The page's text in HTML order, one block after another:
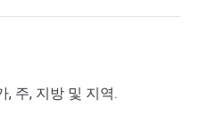
, 주, 지방 및 지역.